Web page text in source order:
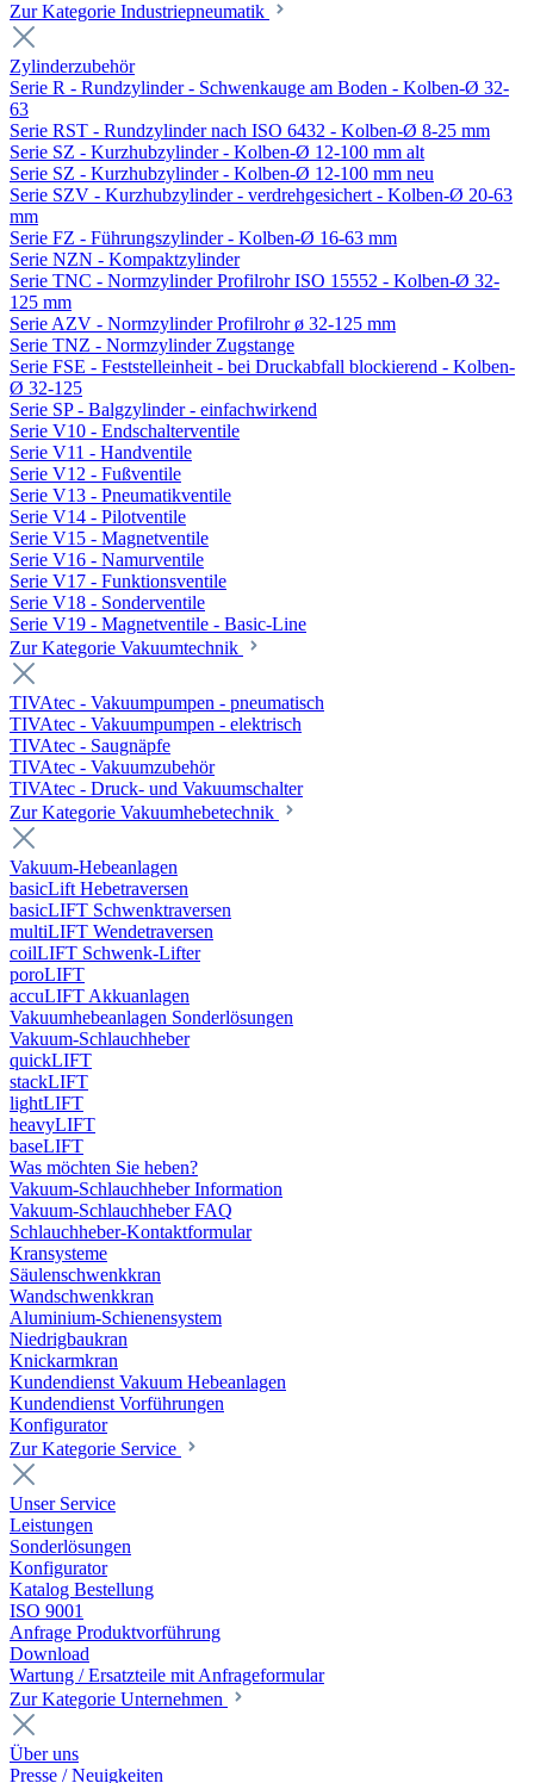
Zur Kategorie Industriepneumatik
Zylinderzubehör
Serie R - Rundzylinder - Schwenkauge am Boden - Kolben-Ø 32-
63
Serie RST - Rundzylinder nach ISO 6432 - Kolben-Ø 8-25 mm
Serie SZ - Kurzhubzylinder - Kolben-Ø 12-100 mm alt
Serie SZ - Kurzhubzylinder - Kolben-Ø 12-100 mm neu
Serie SZV - Kurzhubzylinder - verdrehgesichert - Kolben-Ø 20-63
mm
Serie FZ - Führungszylinder - Kolben-Ø 16-63 mm
Serie NZN - Kompaktzylinder
Serie TNC - Normzylinder Profilrohr ISO 15552 - Kolben-Ø 32-
125 mm
Serie AZV - Normzylinder Profilrohr ø 32-125 mm
Serie TNZ - Normzylinder Zugstange
Serie FSE - Feststelleinheit - bei Druckabfall blockierend - Kolben-
Ø 32-125
Serie SP - Balgzylinder - einfachwirkend
Serie V10 - Endschalterventile
Serie V11 - Handventile
Serie V12 - Fußventile
Serie V13 - Pneumatikventile
Serie V14 - Pilotventile
Serie V15 - Magnetventile
Serie V16 - Namurventile
Serie V17 - Funktionsventile
Serie V18 - Sonderventile
Serie V19 - Magnetventile - Basic-Line
Zur Kategorie Vakuumtechnik
TIVAtec - Vakuumpumpen - pneumatisch
TIVAtec - Vakuumpumpen - elektrisch
TIVAtec - Saugnäpfe
TIVAtec - Vakuumzubehör
TIVAtec - Druck- und Vakuumschalter
Zur Kategorie Vakuumhebetechnik
Vakuum-Hebeanlagen
basicLift Hebetraversen
basicLIFT Schwenktraversen
multiLIFT Wendetraversen
coilLIFT Schwenk-Lifter
poroLIFT
accuLIFT Akkuanlagen
Vakuumhebeanlagen Sonderlösungen
Vakuum-Schlauchheber
quickLIFT
stackLIFT
lightLIFT
heavyLIFT
baseLIFT
Was möchten Sie heben?
Vakuum-Schlauchheber Information
Vakuum-Schlauchheber FAQ
Schlauchheber-Kontaktformular
Kransysteme
Säulenschwenkkran
Wandschwenkkran
Aluminium-Schienensystem
Niedrigbaukran
Knickarmkran
Kundendienst Vakuum Hebeanlagen
Kundendienst Vorführungen
Konfigurator
Zur Kategorie Service
Unser Service
Leistungen
Sonderlösungen
Konfigurator
Katalog Bestellung
ISO 9001
Anfrage Produktvorführung
Download
Wartung / Ersatzteile mit Anfrageformular
Zur Kategorie Unternehmen
Über uns
Presse / Neuigkeiten